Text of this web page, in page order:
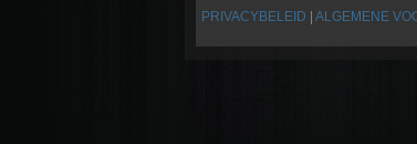
PRIVACYBELEID ALGEMENE